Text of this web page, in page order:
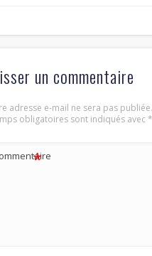
un commentaire
adresse e-mail ne sera pas publiée.
obligatoires sont indiqués avec*
*